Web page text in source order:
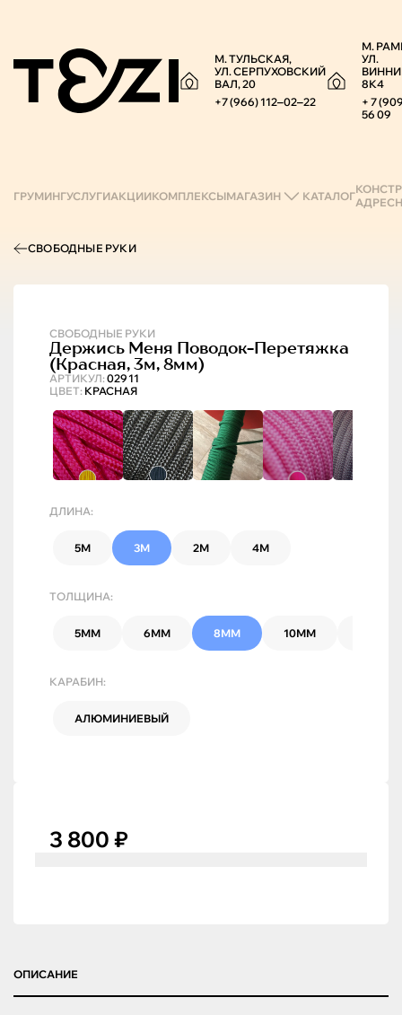
М. ТУЛЬСКАЯ,
УЛ. СЕРПУХОВСКИЙ
ВАЛ, 20
+7 (966) 112‒02‒22
М.
УЛ.
8К4
+ 7
56 09
ГРУМИНГУСЛУГИАКЦИИКОМПЛЕКСЫМАГАЗИН КАТАЛОГ
СВОБОДНЫЕ РУКИ
СВОБОДНЫЕ РУКИ
АРТИКУЛ: 02911
Держись Меня Поводок-Перетяжка
(красная, 3м, 8мм)
ЦВЕТ: КРАСНАЯ
ДЛИНА:
5М 3М 2М 4М
ТОЛЩИНА:
5ММ 6ММ 8ММ 10ММ
КАРАБИН:
АЛЮМИНИЕВЫЙ
3 800 ₽
ОПИСАНИЕ